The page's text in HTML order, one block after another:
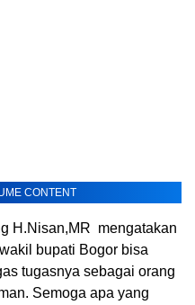
CONTENT
H.Nisan,MR mengatakan
bupati Bogor bisa
tugasnya sebagai orang
Semoga apa yang